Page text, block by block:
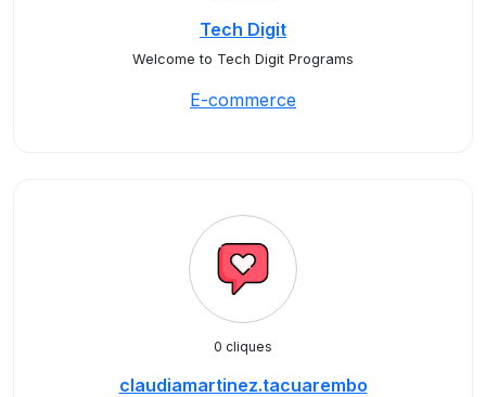
Tech Digit
Welcome to Tech Digit Programs
E-commerce
0 cliques
claudiamartinez.tacuarembo